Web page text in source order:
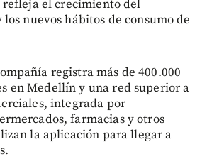
el crecimiento del
nuevos hábitos de consumo de
registra más de 400.000
en Medellín y una red superior a
integrada por
farmacias y otros
la aplicación para llegar a